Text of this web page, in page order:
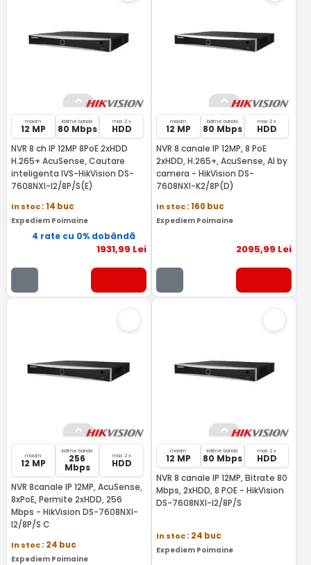
maxim
12 MP
latime banda
80 Mbps
max 2 x
HDD
NVR 8 ch IP 12MP 8PoE 2xHDD
H.265+ AcuSense, Cautare
inteligenta IVS-HikVision DS-
7608NXI-I2/8P/S(E)
In stoc: 14 buc
Expediem Poimaine
4 rate cu 0% dobândă
1931,99 Lei
maxim
12 MP
latime banda
80 Mbps
max 2 x
HDD
NVR 8 canale IP 12MP, 8 PoE
2xHDD, H.265+, AcuSense, AI by
camera - HikVision DS-
7608NXI-K2/8P(D)
In stoc: 160 buc
Expediem Poimaine
2095,99 Lei
maxim
12 MP
latime banda
256
Mbps
max 2 x
HDD
NVR 8canale IP 12MP, AcuSense,
8xPoE, Permite 2xHDD, 256
Mbps - HikVision DS-7608NXI-
I2/8P/S C
In stoc: 24 buc
Expediem Poimaine
maxim
12 MP
latime banda
80 Mbps
max 2 x
HDD
NVR 8 canale IP 12MP, Bitrate 80
Mbps, 2xHDD, 8 POE - HikVision
DS-7608NXI-I2/8P/S
In stoc: 24 buc
Expediem Poimaine